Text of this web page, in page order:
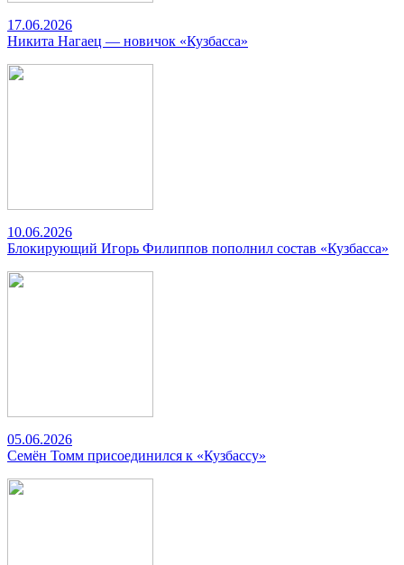
17.06.2026
Никита Нагаец — новичок «Кузбасса»
10.06.2026
Блокирующий Игорь Филиппов пополнил состав «Кузбасса»
05.06.2026
Семён Томм присоединился к «Кузбассу»